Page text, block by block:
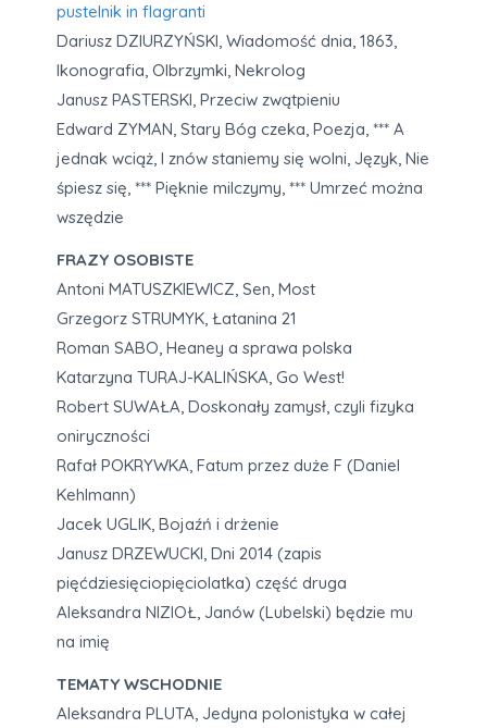
pustelnik in flagranti
Dariusz DZIURZYŃSKI, Wiadomość dnia, 1863,
Ikonografia, Olbrzymki, Nekrolog
Janusz PASTERSKI, Przeciw zwątpieniu
Edward ZYMAN, Stary Bóg czeka, Poezja, *** A
jednak wciąż, I znów staniemy się wolni, Język, Nie
śpiesz się, *** Pięknie milczymy, *** Umrzeć można
wszędzie
FRAZY OSOBISTE
Antoni MATUSZKIEWICZ, Sen, Most
Grzegorz STRUMYK, Łatanina 21
Roman SABO, Heaney a sprawa polska
Katarzyna TURAJ-KALIŃSKA, Go West!
Robert SUWAŁA, Doskonały zamysł, czyli fizyka
oniryczności
Rafał POKRYWKA, Fatum przez duże F (Daniel
Kehlmann)
Jacek UGLIK, Bojaźń i drżenie
Janusz DRZEWUCKI, Dni 2014 (zapis
pięćdziesięciopięciolatka) część druga
Aleksandra NIZIOŁ, Janów (Lubelski) będzie mu
na imię
TEMATY WSCHODNIE
Aleksandra PLUTA, Jedyna polonistyka w całej